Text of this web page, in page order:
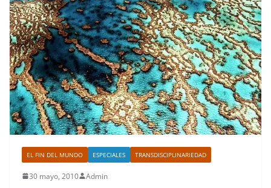
EL FIN DEL MUNDO ESPECIALES TRANSDISCIPLINARIEDAD
30 mayo, 2010 Admin